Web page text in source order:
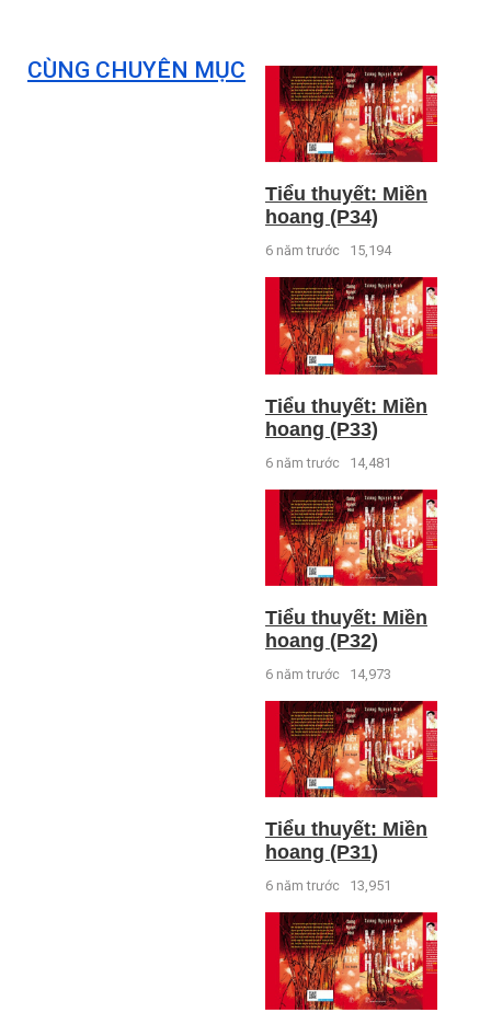
CÙNG CHUYÊN MỤC
Tiểu thuyết: Miền
hoang (P34)
6 năm trước 15,194
Tiểu thuyết: Miền
hoang (P33)
6 năm trước 14,481
Tiểu thuyết: Miền
hoang (P32)
6 năm trước 14,973
Tiểu thuyết: Miền
hoang (P31)
6 năm trước 13,951